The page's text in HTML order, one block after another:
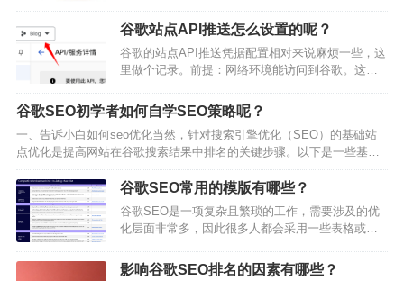
的结果可能并非容易之事，一部分原因是因为各个
活动部分数量太多，另一部分原因是在网站上做改
变和在自然搜索结果中曝光之前可能相隔数月。这
个难题只会增加衡量进步以及对结果负责的重要
性。谷歌seo优化技巧这一节会研究如何衡量你SEO
的结果。2、网站变化的时间线…
谷歌站点API推送怎么设置的呢？
谷歌的站点API推送凭据配置相对来说麻烦一些，这
里做个记录。前提：网络环境能访问到谷歌。这是
程:https://developers.google.com/search/apis/inde
xing-api/v3/prereqs1.创建Google API项目进入
https://console.cloud.google.com/apis/credentials
新建一个项目创建项目后再切换到新…
谷歌SEO初学者如何自学SEO策略呢？
一、告诉小白如何seo优化当然，针对搜索引擎优化（SEO）的基础站
点优化是提高网站在谷歌搜索结果中排名的关键步骤。以下是一些基本
的SEO策略，适合SEO初学者参考实践：1.关键词研究确定核心关键
词：找出与你网站内容相关的关键词和短语，这些是用户在搜索时可能
会输入的词汇。长尾关键词：考虑使用长尾关键词，这类关键词更加具
体，竞争度较低，更容易获得排名。2.网站结构优化清晰的导航：确保
网站有逻辑清晰、易…
谷歌SEO常用的模版有哪些？
谷歌SEO是一项复杂且繁琐的工作，需要涉及的优
化层面非常多，因此很多人都会采用一些表格或者
好处我认为有以下几大方面：系统化和标准化：
影响谷歌SEO排名的因素有哪些？